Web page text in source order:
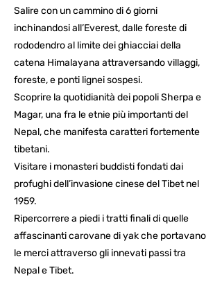
Salire con un cammino di 6 giorni
inchinandosi all’Everest, dalle foreste di
rododendro al limite dei ghiacciai della
catena Himalayana attraversando villaggi,
foreste, e ponti lignei sospesi.
Scoprire la quotidianità dei popoli Sherpa e
Magar, una fra le etnie più importanti del
Nepal, che manifesta caratteri fortemente
tibetani.
Visitare i monasteri buddisti fondati dai
profughi dell’invasione cinese del Tibet nel
1959.
Ripercorrere a piedi i tratti finali di quelle
affascinanti carovane di yak che portavano
le merci attraverso gli innevati passi tra
Nepal e Tibet.